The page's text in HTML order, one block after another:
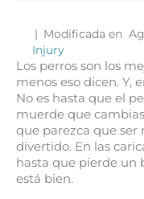
| Modificada en
Injury
Los perros son los
menos eso dicen. Y,
No es hasta que el
muerde que
que parezca que
divertido. En las
hasta que pierde un
está bien.